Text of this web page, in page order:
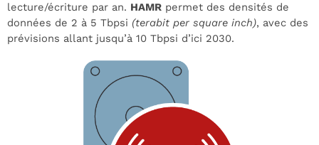
lecture/écriture par an. HAMR permet des densités de
données de 2 à 5 Tbpsi (terabit per square inch), avec des
prévisions allant jusqu’à 10 Tbpsi d’ici 2030.